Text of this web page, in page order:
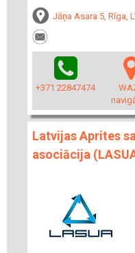
Jāņa Asara 5, Rīga,
+371 22847474
Latvijas Aprites
asociācija